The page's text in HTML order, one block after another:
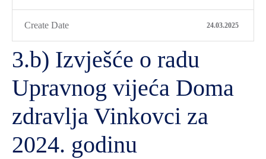
Create Date 24.03.2025
3.b) Izvješće o radu
Upravnog vijeća Doma
zdravlja Vinkovci za
2024. godinu